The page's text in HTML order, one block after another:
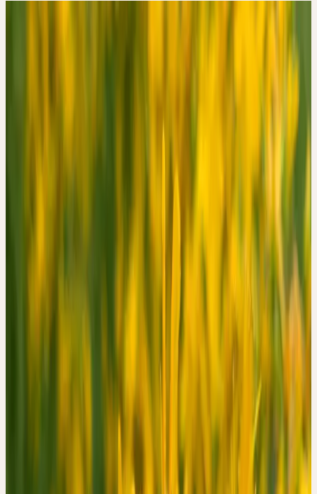
JOHANNISKRAUT-
URTINKTUR BEI
LEICHTER BIS
MITTELSCHWERER
DEPRESSION
Urtinktur zeigt — und was sie nicht zeigt. Prospektive Studie mit
52 Patientinnen und Patienten in der Schweiz.
Prospektive, multizentrische Beobachtungsstudie
September 2025 · DOI: 10.1159/000547920
Johanniskraut (Hypericum perforatum) gehört zu den am besten